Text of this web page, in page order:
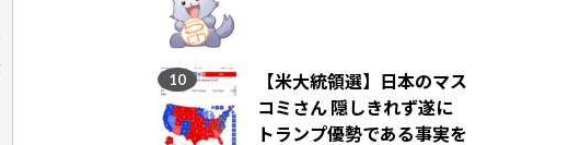
【米大統領選】日本のマス
コミさん 隠しきれず遂に
トランプ優勢である事実を